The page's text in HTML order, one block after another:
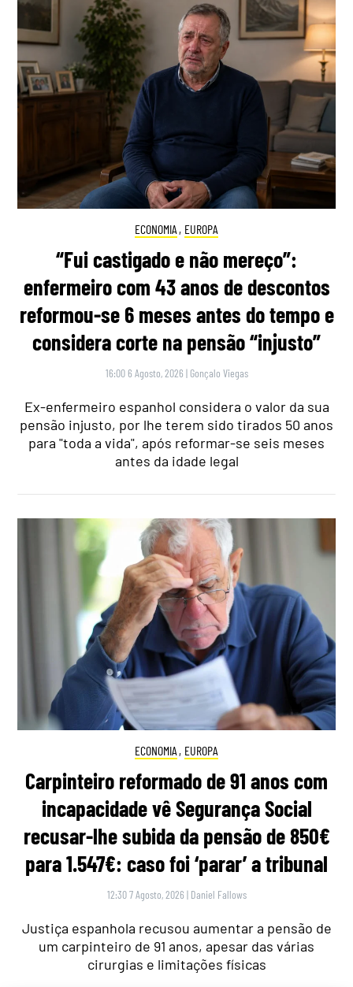
ECONOMIA , EUROPA
“Fui castigado e não mereço”:
enfermeiro com 43 anos de descontos
reformou-se 6 meses antes do tempo e
considera corte na pensão “injusto”
16:00 6 Agosto, 2026 | Gonçalo Viegas
Ex-enfermeiro espanhol considera o valor da sua
pensão injusto, por lhe terem sido tirados 50 anos
para "toda a vida", após reformar-se seis meses
antes da idade legal
ECONOMIA , EUROPA
Carpinteiro reformado de 91 anos com
incapacidade vê Segurança Social
recusar-lhe subida da pensão de 850€
para 1.547€: caso foi ‘parar’ a tribunal
12:30 7 Agosto, 2026 | Daniel Fallows
Justiça espanhola recusou aumentar a pensão de
um carpinteiro de 91 anos, apesar das várias
cirurgias e limitações físicas